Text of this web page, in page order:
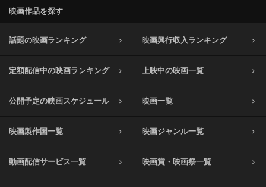
映画作品を探す
話題の映画ランキング 映画興行収入ランキング
定額配信中の映画ランキング 上映中の映画一覧
公開予定の映画スケジュール 映画一覧
映画製作国一覧 映画ジャンル一覧
動画配信サービス一覧 映画賞・映画祭一覧